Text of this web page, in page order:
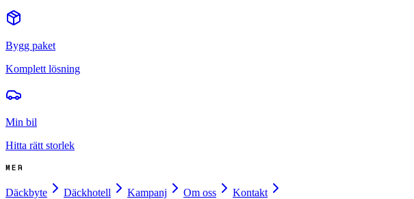
Bygg paket
Komplett lösning
Min bil
Hitta rätt storlek
MER
Däckbyte Däckhotell Kampanj Om oss
Kontakt